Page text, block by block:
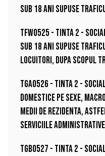
sub 18 ani supuse
TFW0525 - Tinta 2 -
sub 18 ani supuse
locuitori, dupa scopul
TGA0526 - Tinta 2 -
domestice pe sexe,
medii de rezidenta,
serviciile administrative
TGB0527 - Tinta 2 -